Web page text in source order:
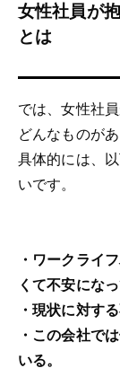
女性社員が
とは
では、女性社
どんなものが
具体的には、
いです。
・ワークライ
くて不安になっ
・現状に対す
・この会社で
いる。